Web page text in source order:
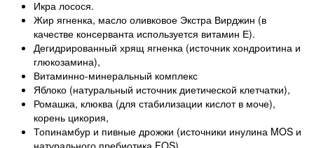
Икра лосося.
Жир ягненка, масло оливковое Экстра Вирджин (в
качестве консерванта используется витамин Е).
Дегидрированный хрящ ягненка (источник хондроитина и
глюкозамина),
Витаминно-минеральный комплекс
Яблоко (натуральный источник диетической клетчатки),
Ромашка, клюква (для стабилизации кислот в моче),
корень цикория,
Топинамбур и пивные дрожжи (источники инулина MOS и